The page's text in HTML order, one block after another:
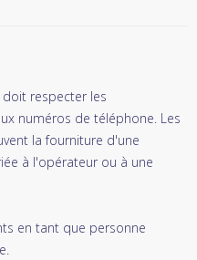
respecter les
numéros de téléphone. Les
la fourniture d'une
à l'opérateur ou à une
en tant que personne